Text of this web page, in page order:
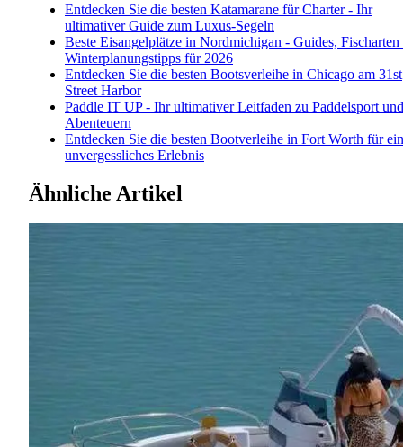
Entdecken Sie die besten Katamarane für Charter - Ihr
ultimativer Guide zum Luxus-Segeln
Beste Eisangelplätze in Nordmichigan - Guides,
Winterplanungstipps für 2026
Entdecken Sie die besten Bootsverleihe in Chicago am 31st
Street Harbor
Paddle IT UP - Ihr ultimativer Leitfaden zu Paddelsport und
Abenteuern
Entdecken Sie die besten Bootverleihe in Fort Worth für ein
unvergessliches Erlebnis
Ähnliche Artikel